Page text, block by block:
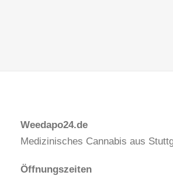
Weedapo24.de
Medizinisches Cannabis aus
Öffnungszeiten